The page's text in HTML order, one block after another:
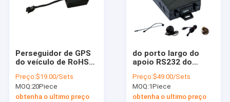
Perseguidor de GPS
do veículo de RoHS
função eliminada do
motor e do carro da
parada
Preço:$19.00/Sets
MOQ:20Piece
obtenha o ultimo preço
do porto largo do
apoio RS232 do
do veículo da tensão
de 4G 90V CRNA do
roubo o anti detecta
Preço:$49.00/Sets
MOQ:1Piece
obtenha o ultimo preço